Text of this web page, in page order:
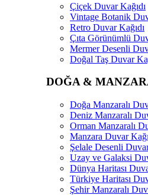
Çiçek Duvar Kağıdı
Vintage Botanik
Retro Duvar Kağıdı
Çıta Görünümlü
Mermer Desenli
Doğal Taş Duvar
DOĞA &
Doğa Manzaralı
Deniz Manzaralı
Orman Manzaralı
Manzara Duvar
Şelale Desenli
Uzay ve Galaksi
Dünya Haritası
Türkiye Haritası
Şehir Manzaralı